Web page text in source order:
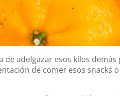
de adelgazar esos kilos
de comer esos snacks